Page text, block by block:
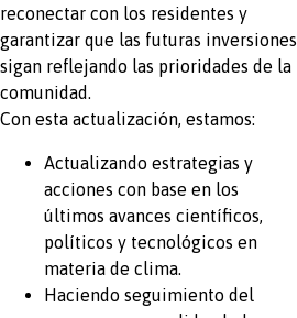
reconectar con los residentes y
garantizar que las futuras inversiones
sigan reflejando las prioridades de la
comunidad.
Con esta actualización, estamos:
Actualizando estrategias y
acciones con base en los
últimos avances científicos,
políticos y tecnológicos en
materia de clima.
Haciendo seguimiento del